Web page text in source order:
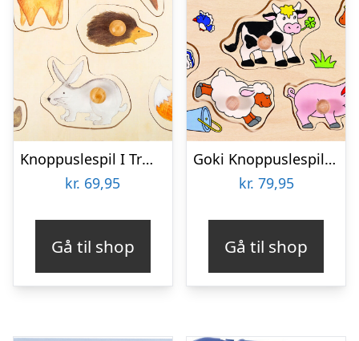
Knoppuslespil I Træ – Skovdyr – 9 Brikker – Small Foot
kr. 69,95
Gå til shop
Goki Knoppuslespil – Bondegård – Træ – 9 Brikker
kr. 79,95
Gå til shop